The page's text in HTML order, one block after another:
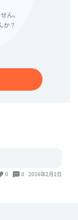
0 0 2016年2月2日